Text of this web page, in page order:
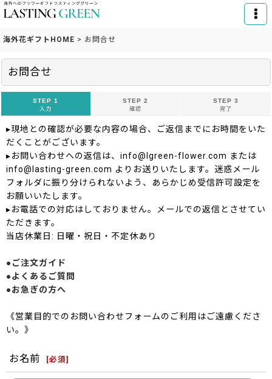
海外花ギフトHOME > お問合せ
お問合せ
STEP 1
入力
STEP 2
確認
STEP 3
完了
▸現地との確認が必要な内容の場合、ご返信までにお時間をいた
だくことがございます。
▸お問い合わせへの返信は、info@lgreen-flower.com または
info@lasting-green.com よりお送りいたします。迷惑メール
フォルダに振り分けられないよう、あらかじめ受信許可設定を
お願いいたします。
▸お電話での対応はしておりません。メールでの返信とさせてい
ただきます。
当店休業日: 日曜・祝日・不定休あり
●ご注文ガイド
●よくあるご質問
●お急ぎの方へ
《営業目的でのお問い合わせフォームのご利用はご遠慮くださ
い。》
お名前 [必須]